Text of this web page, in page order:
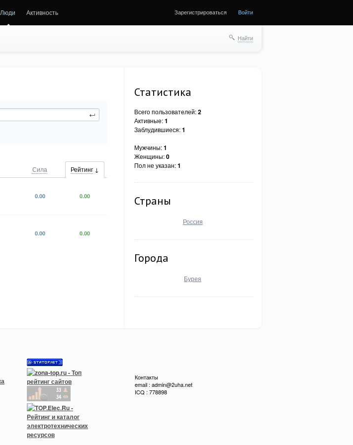
Люди Активность Зарегистрироваться Войти
Найти
Статистика
Всего пользователей:2
Активные:1
Заблудившиеся:1
Мужчины:1
Женщины:0
Пол не указан:1
Страны
Россия
Города
Бурея
Сила Рейтинг
0.00 0.00
0.00 0.00
Контакты
email : admin@2uha.net
ICQ : 778898